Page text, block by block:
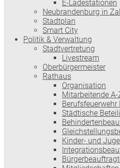
E-Ladestationen
Neubrandenburg in
Stadtplan
Smart City
Politik & Verwaltung
Stadtvertretung
Livestream
Oberbürgermeister
Rathaus
Organisation
Mitarbeitende A-
Städtische
Kinder- und